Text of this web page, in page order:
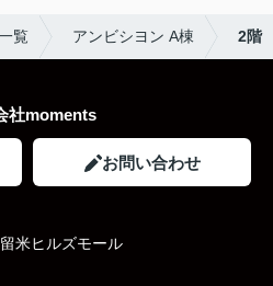
覧 アンビシヨン A棟 2階
社moments
お問い合わせ
米ヒルズモール